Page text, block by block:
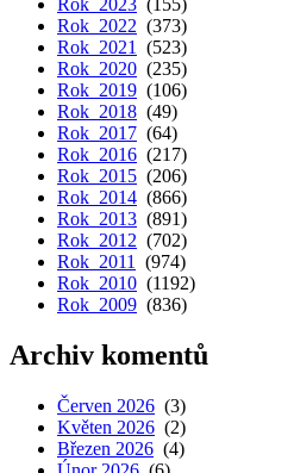
Rok 2023 (155)
Rok 2022 (373)
Rok 2021
(523)
Rok 2020 (235)
Rok 2019 (106)
Rok 2018 (49)
Rok 2017 (64)
Rok 2016 (217)
Rok 2015 (206)
Rok 2014 (866)
Rok 2013 (891)
Rok 2012 (702)
Rok 2011
(974)
Rok 2010 (1192)
Rok 2009 (836)
Archiv komentů
Červen 2026 (3)
Květen 2026 (2)
Březen 2026 (4)